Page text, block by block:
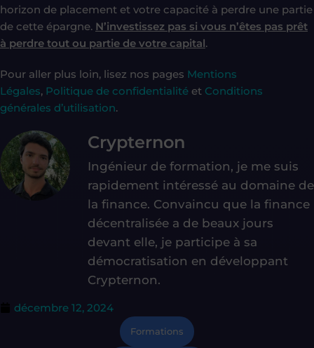
horizon de placement et votre capacité à perdre une partie
de cette épargne. N’investissez pas si vous n’êtes pas prêt
à perdre tout ou partie de votre capital.
Pour aller plus loin, lisez nos pages Mentions
Légales, Politique de confidentialité et Conditions
générales d’utilisation.
Crypternon
Ingénieur de formation, je me suis
rapidement intéressé au domaine de
la finance. Convaincu que la finance
décentralisée a de beaux jours
devant elle, je participe à sa
démocratisation en développant
Crypternon.
décembre 12, 2024
Formations